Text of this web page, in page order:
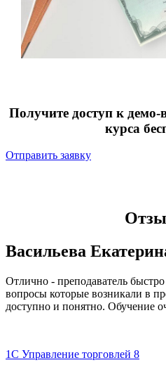
Получите доступ к демо-
курса
Отправить заявку
Васильева
Отлично - преподаватель
вопросы которые возникали в
доступно и понятно. Обучение
1С Управление торговлей 8